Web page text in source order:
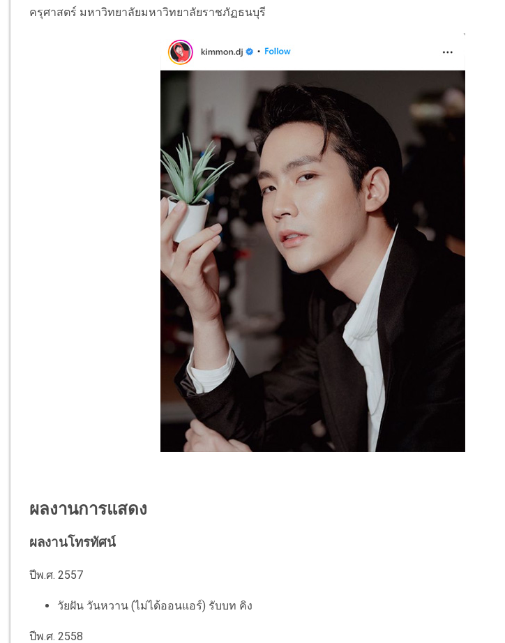
ครุศาสตร์ มหาวิทยาลัยมหาวิทยาลัยราชภัฏธนบุรี
ผลงานการแสดง
ผลงานโทรทัศน์
ปีพ.ศ. 2557
วัยฝัน วันหวาน (ไม่ได้ออนแอร์) รับบท คิง
ปีพ.ศ. 2558